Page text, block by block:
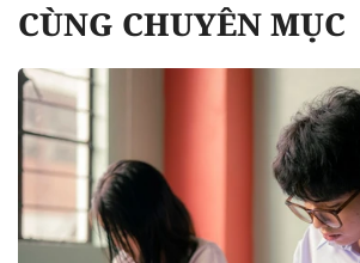
CÙNG CHUYÊN MỤC